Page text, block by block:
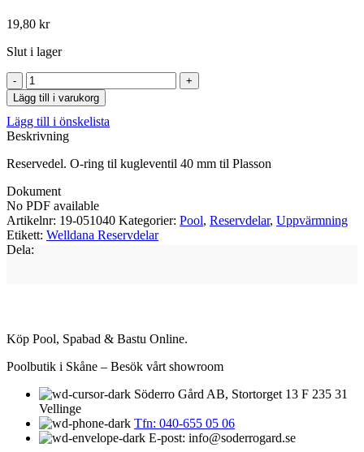
19,80 kr
Slut i lager
O-
ring
til
kugleventil
40
til
mängd
Lägg till i varukorg
Lägg till i önskelista
Beskrivning
Reservedel. O-ring til kugleventil 40 mm til Plasson
Dokument
No PDF available
Artikelnr: 19-051040 Kategorier: Pool, Reservdelar, Uppvärmning
Etikett: Welldana Reservdelar
Dela:
Köp Pool, Spabad & Bastu Online.
Poolbutik i Skåne – Besök vårt showroom
Söderro Gård AB, Stortorget 13 F 235 31
Vellinge
Tfn: 040-655 05 06
E-post: info@soderrogard.se